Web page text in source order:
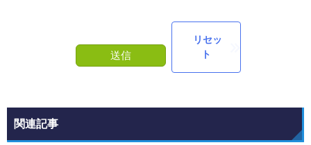
送信
リセッ
ト
関連記事